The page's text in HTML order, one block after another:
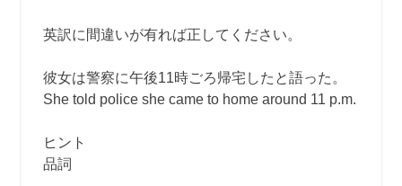
英訳に間違いが有れば正してください。
彼女は警察に午後11時ごろ帰宅したと語った。
She told police she came to home around 11 p.m.
ヒント
品詞